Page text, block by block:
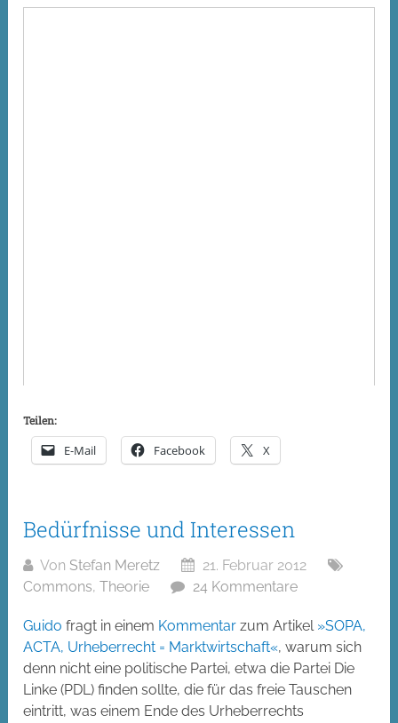
Teilen:
E-Mail Facebook X
Bedürfnisse und Interessen
Von Stefan Meretz
21. Februar 2012
Commons,Theorie 24 Kommentare
Guido fragt in einem Kommentar zum Artikel »SOPA,
ACTA, Urheberrecht = Marktwirtschaft«, warum sich
denn nicht eine politische Partei, etwa die Partei Die
Linke (PDL) finden sollte, die für das freie Tauschen
eintritt, was einem Ende des Urheberrechts